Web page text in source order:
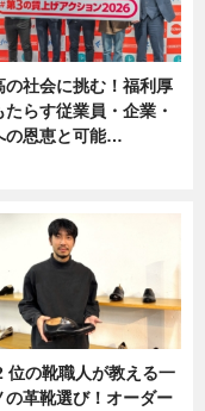
の社会に挑む！福利厚
たらす従業員・企業・
の恩恵と可能…
位の靴職人が教える一
の革靴選び！オーダー